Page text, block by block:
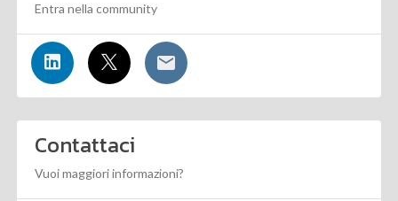
Entra nella community
Contattaci
Vuoi maggiori informazioni?